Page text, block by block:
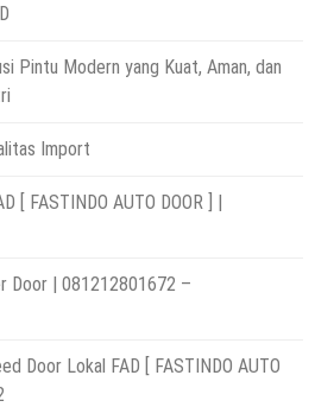
Pintu Modern yang Kuat, Aman, dan
Import
[ FASTINDO AUTO DOOR ] |
Door | 081212801672 –
Door Lokal FAD [ FASTINDO AUTO